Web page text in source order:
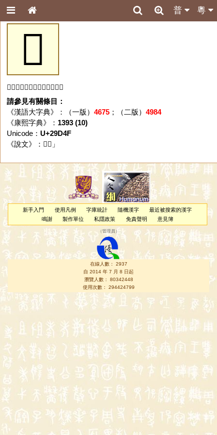
粵
普
𩵏
「𩵏」字未收錄於本資料庫。
請參見有關條目：
《漢語大字典》：（一版） 4675；（二版） 4984
《康熙字典》： 1393 (10)
Unicode： U+29D4F
《說文》：「 𩵏 」
新手入門 使用凡例 字庫統計 隨機漢字
最近被搜索的漢字
鳴謝
製作單位 私隱政策 免責聲明 意見簿
（管理員 ）
在線人數： 2937
自 2014 年 7 月 8 日起
瀏覽人數： 80342448
使用次數： 294424799